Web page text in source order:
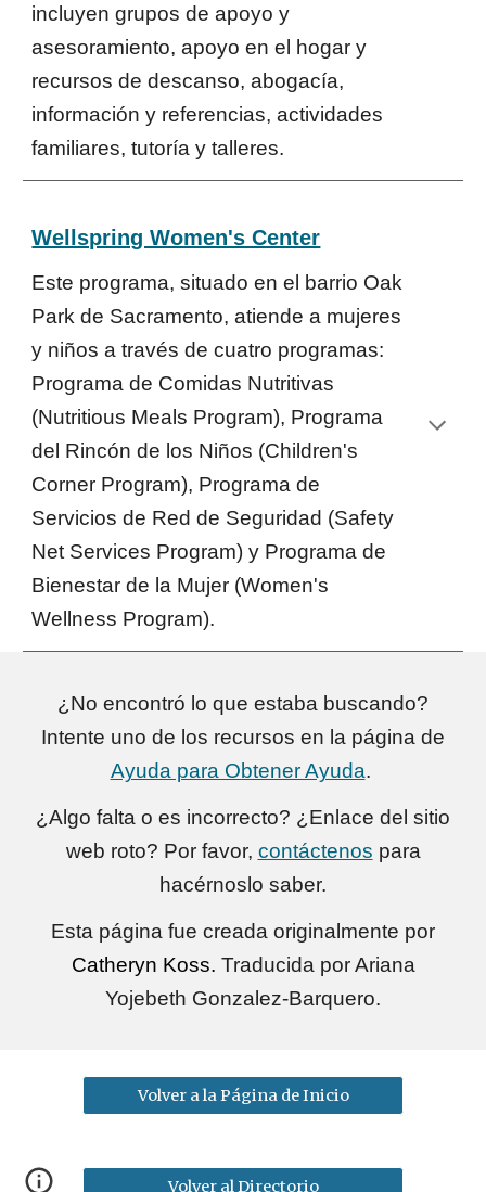
incluyen grupos de apoyo y
asesoramiento, apoyo en el hogar y
recursos de descanso, abogacía,
información y referencias, actividades
familiares, tutoría y talleres.
Wellspring Women's Center
Este programa, situado en el barrio Oak
Park de Sacramento, atiende a mujeres
y niños a través de cuatro programas:
Programa de Comidas Nutritivas
(Nutritious Meals Program), Programa
del Rincón de los Niños (Children's
Corner Program), Programa de
Servicios de Red de Seguridad (Safety
Net Services Program) y Programa de
Bienestar de la Mujer (Women's
Wellness Program).
¿No encontró lo que estaba buscando?
Intente uno de los recursos en la página de
Ayuda para Obtener Ayuda.
¿Algo falta o es incorrecto? ¿Enlace del sitio
web roto? Por favor, contáctenos para
hacérnoslo saber.
Esta página fue creada originalmente por
Catheryn Koss. Traducida por Ariana
Yojebeth Gonzalez-Barquero.
Volver a la Página de Inicio
Volver al Directorio